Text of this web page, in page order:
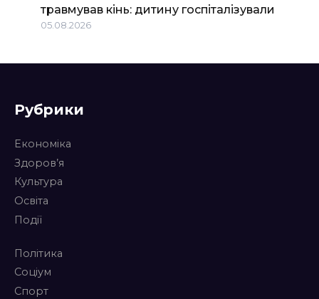
травмував кінь: дитину госпіталізували
05.08.2026
Рубрики
Економіка
Здоров’я
Культура
Освіта
Події
Політика
Соціум
Спорт